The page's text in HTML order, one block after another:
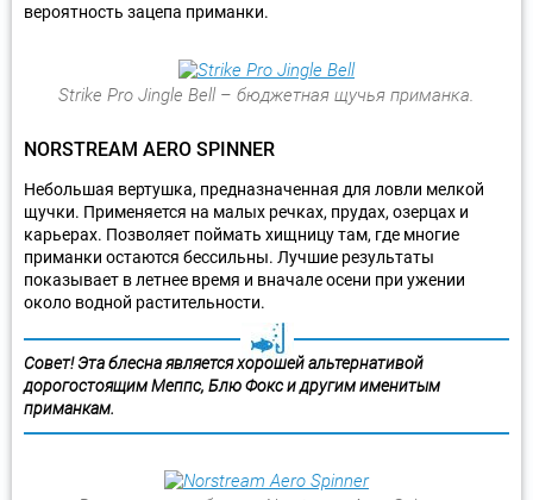
вероятность зацепа приманки.
Strike Pro Jingle Bell – бюджетная щучья приманка.
NORSTREAM AERO SPINNER
Небольшая вертушка, предназначенная для ловли мелкой
щучки. Применяется на малых речках, прудах, озерцах и
карьерах. Позволяет поймать хищницу там, где многие
приманки остаются бессильны. Лучшие результаты
показывает в летнее время и вначале осени при ужении
около водной растительности.
Совет! Эта блесна является хорошей альтернативой
дорогостоящим Меппс, Блю Фокс и другим именитым
приманкам.